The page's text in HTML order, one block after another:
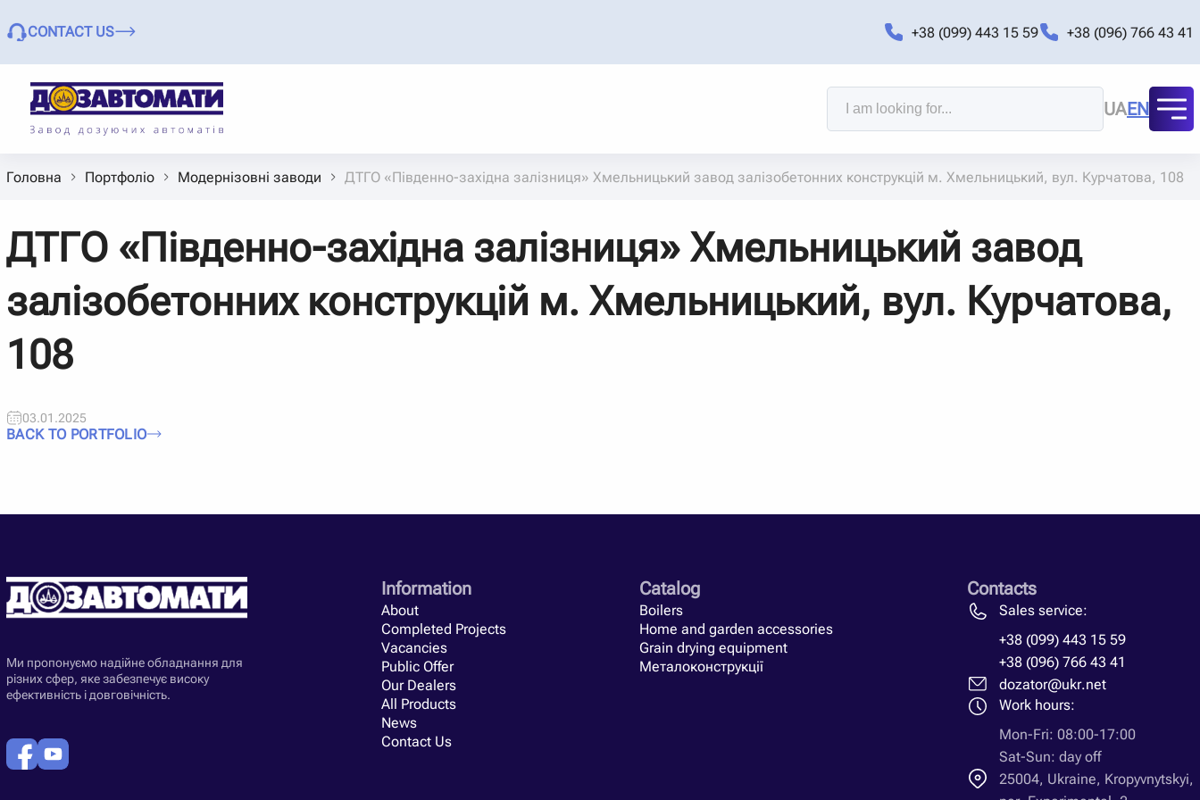
CONTACT US +38 (099) 443 15 59 +38 (096) 766 43 41
UAEN
Головна Портфоліо Модернізовні заводи ДТГО «Південно-західна залізниця» Хмельницький завод залізобетонних конструкцій м. Хмельницький, вул. Курчатова, 108
ДТГО «Південно-західна залізниця» Хмельницький завод
залізобетонних конструкцій м. Хмельницький, вул. Курчатова,
108
03.01.2025
BACK TO PORTFOLIO
Ми пропонуємо надійне обладнання для
різних сфер, яке забезпечує високу
ефективність і довговічність.
Information
About
Completed Projects
Vacancies
Public Offer
Our Dealers
All Products
News
Contact Us
Catalog
Boilers
Home and garden accessories
Grain drying equipment
Металоконструкції
Contacts
Sales service:
+38 (099) 443 15 59
+38 (096) 766 43 41
dozator@ukr.net
Work hours:
Mon-Fri: 08:00-17:00
Sat-Sun: day off
25004, Ukraine, Kropyvnytskyi,